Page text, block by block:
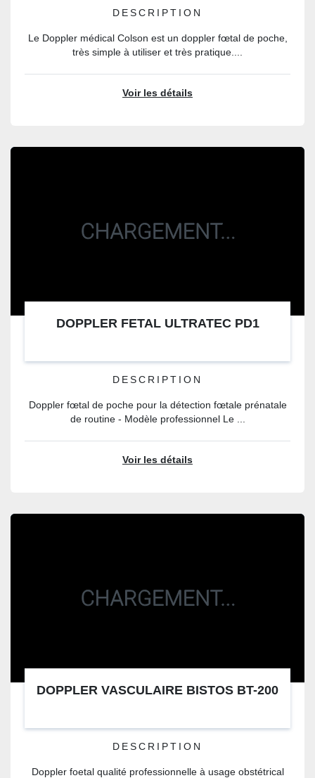
DESCRIPTION
Le Doppler médical Colson est un doppler fœtal de poche,
très simple à utiliser et très pratique....
Voir les détails
DOPPLER FETAL ULTRATEC PD1
DESCRIPTION
Doppler fœtal de poche pour la détection fœtale prénatale
de routine - Modèle professionnel Le ...
Voir les détails
DOPPLER VASCULAIRE BISTOS BT-200
DESCRIPTION
Doppler foetal qualité professionnelle à usage obstétrical